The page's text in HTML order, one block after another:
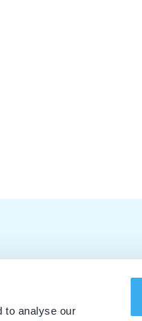
to analyse our